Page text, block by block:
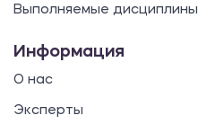
Выполняемые дисциплины
Информация
О нас
Эксперты